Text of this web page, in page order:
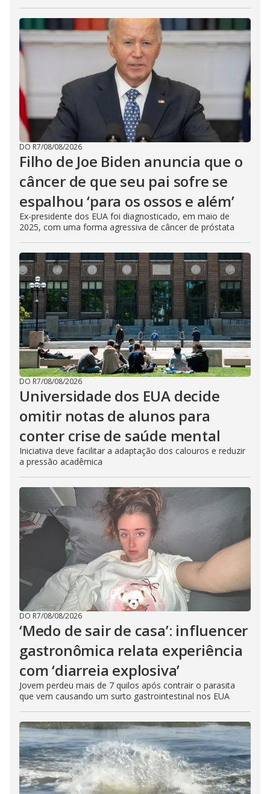
DO R7/08/08/2026
Filho de Joe Biden anuncia que o
câncer de que seu pai sofre se
espalhou ‘para os ossos e além’
Ex-presidente dos EUA foi diagnosticado, em maio de
2025, com uma forma agressiva de câncer de próstata
DO R7/08/08/2026
Universidade dos EUA decide
omitir notas de alunos para
conter crise de saúde mental
Iniciativa deve facilitar a adaptação dos calouros e reduzir
a pressão acadêmica
DO R7/08/08/2026
‘Medo de sair de casa’: influencer
gastronômica relata experiência
com ‘diarreia explosiva’
Jovem perdeu mais de 7 quilos após contrair o parasita
que vem causando um surto gastrointestinal nos EUA